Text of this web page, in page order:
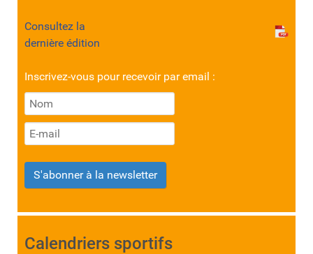
Consultez la
dernière édition
Inscrivez-vous pour recevoir par email :
S'abonner à la newsletter
Calendriers sportifs